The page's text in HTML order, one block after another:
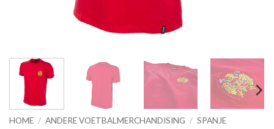
HOME / ANDERE VOETBALMERCHANDISING / SPANJE